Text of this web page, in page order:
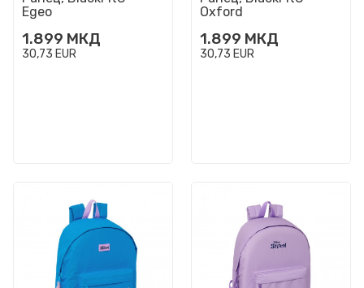
Egeo
1.899 МКД
30,73 EUR
Oxford
1.899 МКД
30,73 EUR